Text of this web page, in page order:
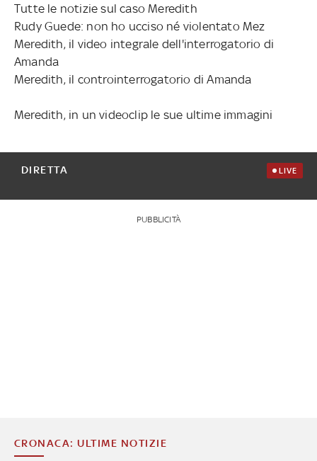
Tutte le notizie sul caso Meredith
Rudy Guede: non ho ucciso né violentato Mez
Meredith, il video integrale dell'interrogatorio di
Amanda
Meredith, il controinterrogatorio di Amanda
Meredith, in un videoclip le sue ultime immagini
DIRETTA LIVE
PUBBLICITÀ
CRONACA: ULTIME NOTIZIE